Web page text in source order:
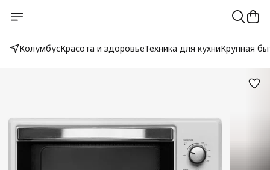
КолумбусКрасота и здоровьеТехника для кухниКрупная